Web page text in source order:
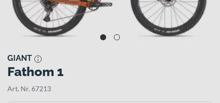
GIANT
Fathom 1
Art. Nr. 67213